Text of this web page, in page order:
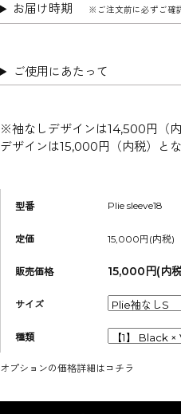
お届け時期 ※ご注文前に必ずご確
ご使用にあたって
※袖なしデザインは14,500円（
デザインは15,000円（内税）とな
型番 Plie sleeve18
定価 15,000円(内税)
販売価格 15,000円(内
サイズ
種類
オプションの価格詳細はコチラ